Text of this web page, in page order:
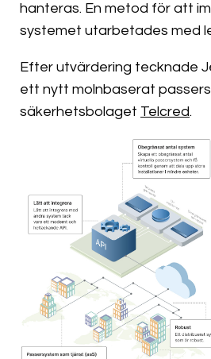
hanteras. En metod för att
systemet utarbetades med
Efter utvärdering tecknade
ett nytt molnbaserat
säkerhetsbolaget Telcred.